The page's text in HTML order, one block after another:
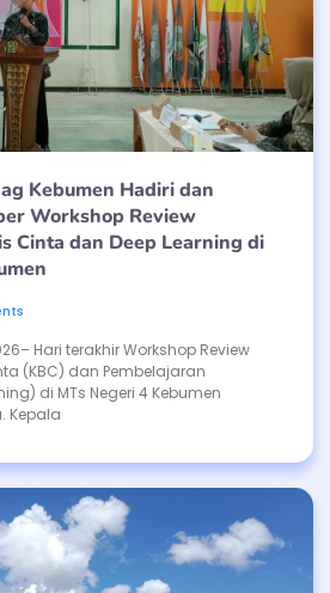
Kebumen Hadiri dan
Workshop Review
Cinta dan Deep Learning di
Hari terakhir Workshop Review
(KBC) dan Pembelajaran
di MTs Negeri 4 Kebumen
Kepala